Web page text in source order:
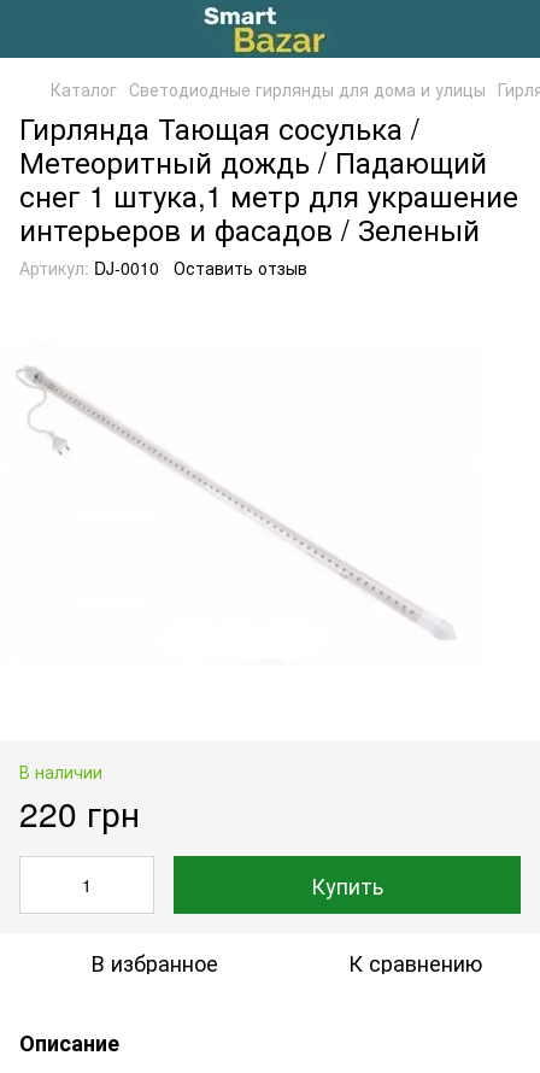
Каталог Светодиодные гирлянды для дома и улицы
Гирлянда Тающая сосулька /
Метеоритный дождь / Падающий
снег 1 штука,1 метр для украшение
интерьеров и фасадов / Зеленый
Артикул: DJ-0010 Оставить отзыв
В наличии
220 грн
Купить
В избранное К сравнению
Описание